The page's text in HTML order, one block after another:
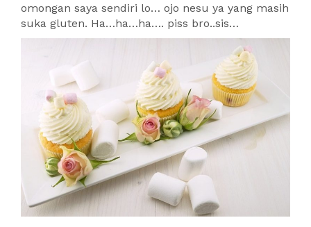
omongan saya sendiri lo… ojo nesu ya yang masih
suka gluten. Ha…ha…ha…. piss bro..sis…